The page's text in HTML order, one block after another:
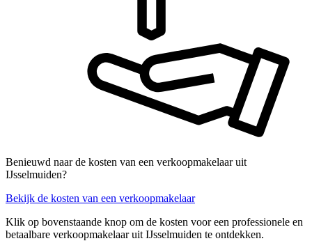
Benieuwd naar de kosten van een verkoopmakelaar uit
IJsselmuiden?
Bekijk de kosten van een verkoopmakelaar
Klik op bovenstaande knop om de kosten voor een professionele en
betaalbare verkoopmakelaar uit IJsselmuiden te ontdekken.